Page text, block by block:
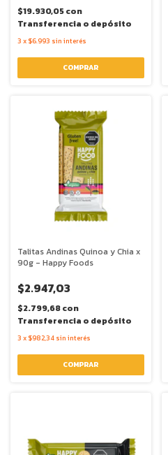
$19.930,05con
Transferencia o depósito
3 x $6.993 sin interés
Talitas Andinas Quinoa y Chia x
90g - Happy Foods
$2.947,03
$2.799,68con
Transferencia o depósito
3 x $982,34 sin interés